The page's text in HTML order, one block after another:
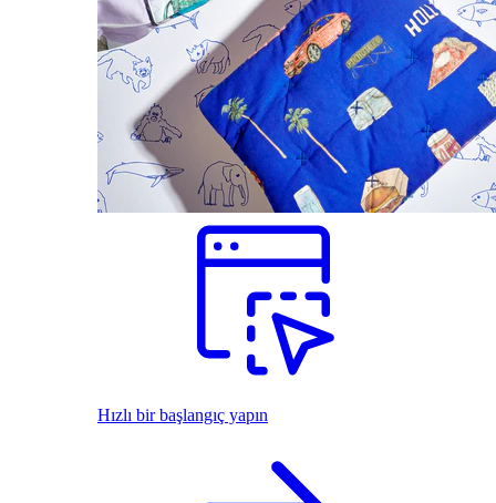
Hızlı bir başlangıç yapın